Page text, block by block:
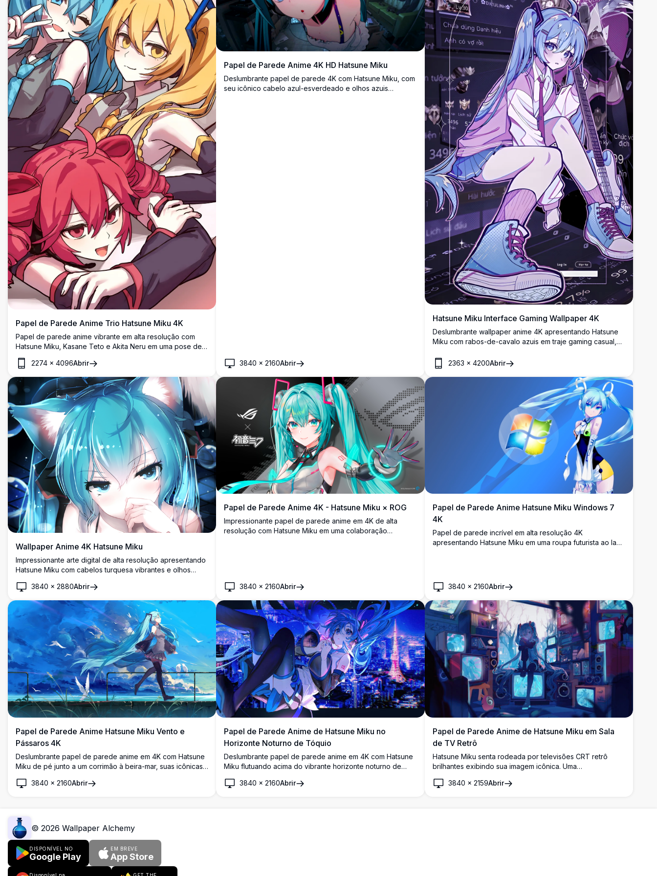
Papel de Parede Anime Trio Hatsune Miku 4K
Papel de parede anime vibrante em alta resolução com
Hatsune Miku, Kasane Teto e Akita Neru em uma pose de
grupo alegre. A arte colorida apresenta os icônicos
personagens Vocaloid com seus cabelos azuis, loiros e
rosa característicos, perfeito para entusiastas de anime e
fãs de cantoras virtuais japonesas.
2274 × 4096Abrir
Papel de Parede Anime 4K HD Hatsune Miku
Deslumbrante papel de parede 4K com Hatsune Miku, com
seu icônico cabelo azul-esverdeado e olhos azuis
3840 ×2160Abrir
Hatsune Miku Interface Gaming Wallpaper 4K
Deslumbrante wallpaper anime 4K apresentando Hatsune
Miku com rabos-de-cavalo azuis em traje gaming casual,
digital futurista. Wallpaper de desktop em alta resolução
perfeito com estética cyberpunk vibrante roxa e azul para
2363 × 4200Abrir
Wallpaper Anime 4K Hatsune Miku
Impressionante arte digital de alta resolução apresentando
Hatsune Miku com cabelos turquesa vibrantes e olhos
belos efeitos de iluminação, design detalhado de
personagem e qualidade 4K cristalina perfeita para
qualquer tela.
3840 × 2880Abrir
Papel de Parede Anime 4K - Hatsune Miku × ROG
Impressionante papel de parede anime em 4K de alta
resolução com Hatsune Miku em uma colaboração
3840 ×2160Abrir
Papel de Parede Anime Hatsune Miku Windows 7
4K
Papel de parede incrível em alta resolução 4K
apresentando Hatsune Miku em uma roupa futurista ao lado
3840 × 2160Abrir
Papel de Parede Anime Hatsune Miku Vento e
Pássaros 4K
Deslumbrante papel de parede anime em 4K com Hatsune
Miku de pé junto a um corrimão à beira-mar, suas icônicas
pássaros brancos sobrevoando um dramático céu azul.
3840 × 2160Abrir
Papel de Parede Anime de Hatsune Miku no
Horizonte Noturno de Tóquio
Deslumbrante papel de parede anime em 4K com Hatsune
Miku flutuando acima do vibrante horizonte noturno de
Torre de Tóquio iluminada ao fundo.
3840 ×2160Abrir
Papel de Parede Anime de Hatsune Miku em Sala
de TV Retrô
Hatsune Miku senta rodeada por televisões CRT retrô
brilhantes exibindo sua imagem icônica. Uma
com twin-tails verde-azuladas, atmosfera sombria e
3840 × 2159Abrir
© 2026 Wallpaper Alchemy
DISPONÍVEL NO
Google Play
EM BREVE
App Store